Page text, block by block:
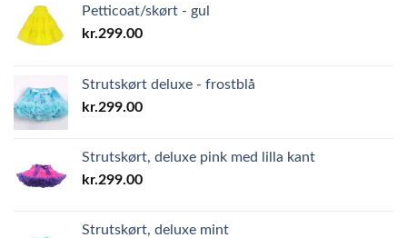
Petticoat/skørt - gul
kr.299.00
Strutskørt deluxe - frostblå
kr.299.00
Strutskørt, deluxe pink med lilla kant
kr.299.00
Strutskørt, deluxe mint